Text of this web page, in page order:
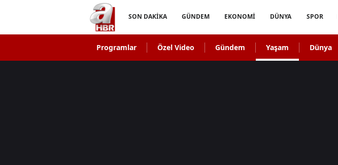
SON DAKİKA GÜNDEM EKONOMİ DÜNYA SPOR
Programlar Özel Video Gündem Yaşam Dünya